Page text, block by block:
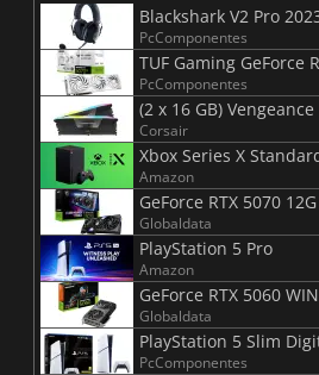
Blackshark V2 Pro
PcComponentes
PcComponentes
Corsair
Xbox Series X
Amazon
Globaldata
PlayStation 5 Pro
Amazon
Globaldata
PcComponentes